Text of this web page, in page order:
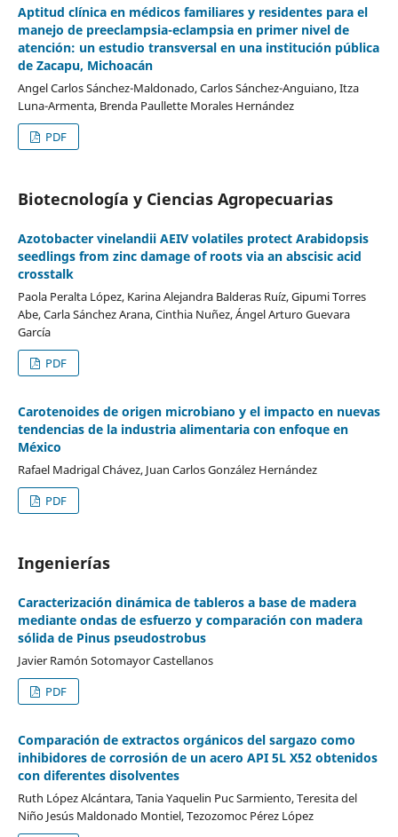
Aptitud clínica en médicos familiares y residentes para el
manejo de preeclampsia-eclampsia en primer nivel de
atención: un estudio transversal en una institución pública
de Zacapu, Michoacán
Angel Carlos Sánchez-Maldonado, Carlos Sánchez-Anguiano, Itza
Luna-Armenta, Brenda Paullette Morales Hernández
PDF
Biotecnología y Ciencias Agropecuarias
Azotobacter vinelandii AEIV volatiles protect Arabidopsis
seedlings from zinc damage of roots via an abscisic acid
crosstalk
Paola Peralta López, Karina Alejandra Balderas Ruíz, Gipumi Torres
Abe, Carla Sánchez Arana, Cinthia Nuñez, Ángel Arturo Guevara
García
PDF
Carotenoides de origen microbiano y el impacto en nuevas
tendencias de la industria alimentaria con enfoque en
México
Rafael Madrigal Chávez, Juan Carlos González Hernández
PDF
Ingenierías
Caracterización dinámica de tableros a base de madera
mediante ondas de esfuerzo y comparación con madera
sólida de Pinus pseudostrobus
Javier Ramón Sotomayor Castellanos
PDF
Comparación de extractos orgánicos del sargazo como
inhibidores de corrosión de un acero API 5L X52 obtenidos
con diferentes disolventes
Ruth López Alcántara, Tania Yaquelin Puc Sarmiento, Teresita del
Niño Jesús Maldonado Montiel, Tezozomoc Pérez López